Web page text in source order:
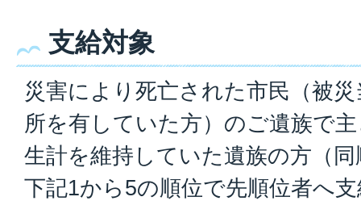
支給対象
災害により死亡された市民（被
所を有していた方）のご遺族で
生計を維持していた遺族の方（
下記1から5の順位で先順位者へ